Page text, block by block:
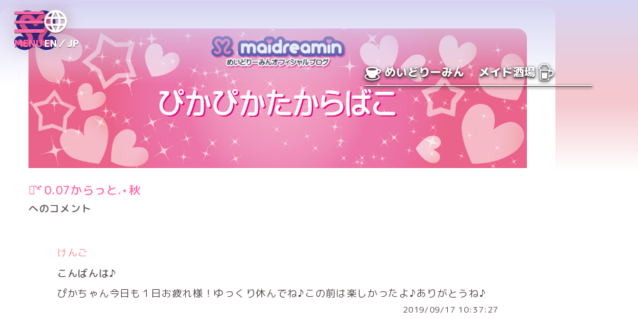
MENUEN／JP
めいどりーみん メイド酒場
⋆͛*͛ 0.07からっと.⋆秋
へのコメント
けんご
こんばんは♪
ぴかちゃん今日も１日お疲れ様！ゆっくり休んでね♪この前は楽しかったよ♪ありがとうね♪
2019/09/17 10:37:27